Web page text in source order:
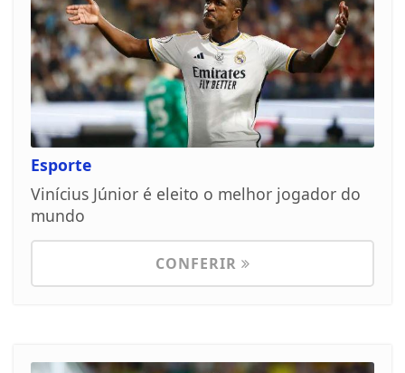
Esporte
Vinícius Júnior é eleito o melhor jogador do
mundo
CONFERIR